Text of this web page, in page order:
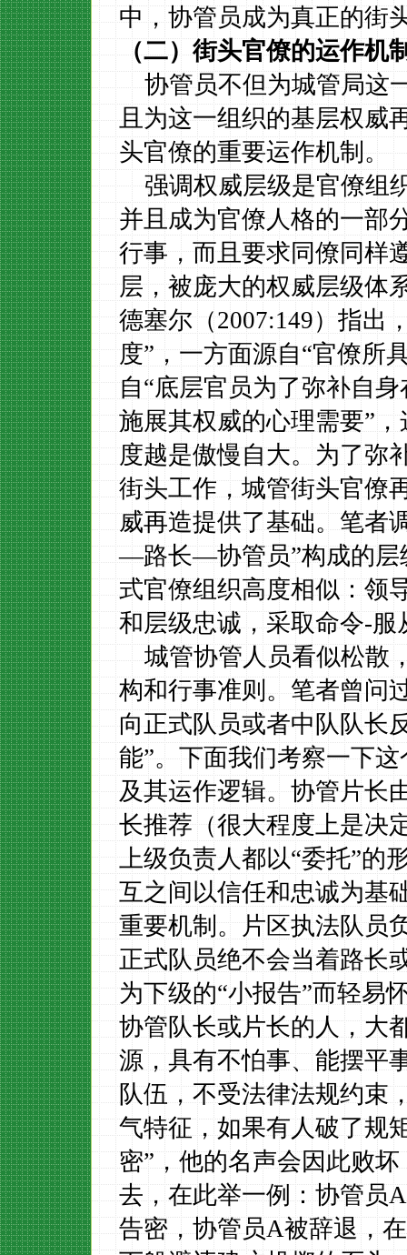
中，协管员成为真正的街
（二）街头官僚的运作机
协管员不但为城管局这
且为这一组织的基层权威
头官僚的重要运作机制。
强调权威层级是官僚组
并且成为官僚人格的一部
行事，而且要求同僚同样
层，被庞大的权威层级体
德塞尔（2007:149）指出
度”，一方面源自“官僚所
自“底层官员为了弥补自
施展其权威的心理需要”
度越是傲慢自大。为了弥
街头工作，城管街头官僚
威再造提供了基础。笔者
—路长—协管员”构成的层
式官僚组织高度相似：领
和层级忠诚，采取命令-服
城管协管人员看似松散
构和行事准则。笔者曾问
向正式队员或者中队队长
能”。下面我们考察一下
及其运作逻辑。协管片长
长推荐（很大程度上是决
上级负责人都以“委托”的
互之间以信任和忠诚为基
重要机制。片区执法队员
正式队员绝不会当着路长
为下级的“小报告”而轻易
协管队长或片长的人，大
源，具有不怕事、能摆平
队伍，不受法律法规约束
气特征，如果有人破了规
密”，他的名声会因此败
去，在此举一例：协管员A
告密，协管员A被辞退，